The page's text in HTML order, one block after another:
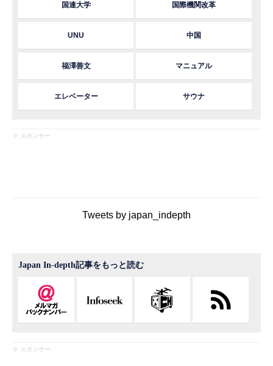
国連大学 国際機関改革
UNU 中国
福澤善文 マニュアル
エレベーター サウナ
※ スポンサー
Tweets by japan_indepth
Japan In-depth記事をもっと読む
※ スポンサー